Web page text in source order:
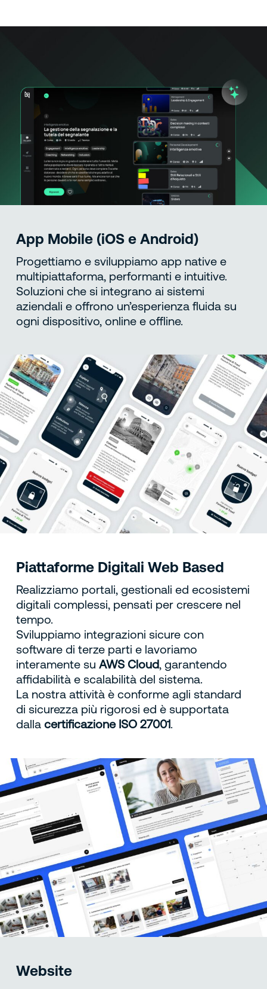
App Mobile (iOS e Android)
Progettiamo e sviluppiamo app native e
multipiattaforma, performanti e intuitive.
Soluzioni che si integrano ai sistemi
aziendali e offrono un’esperienza fluida su
ogni dispositivo, online e offline.
Piattaforme Digitali Web Based
Realizziamo portali, gestionali ed ecosistemi
digitali complessi, pensati per crescere nel
tempo.
Sviluppiamo integrazioni sicure con
software di terze parti e lavoriamo
interamente su AWS Cloud, garantendo
affidabilità e scalabilità del sistema.
La nostra attività è conforme agli standard
di sicurezza più rigorosi ed è supportata
dalla certificazione ISO 27001.
Website